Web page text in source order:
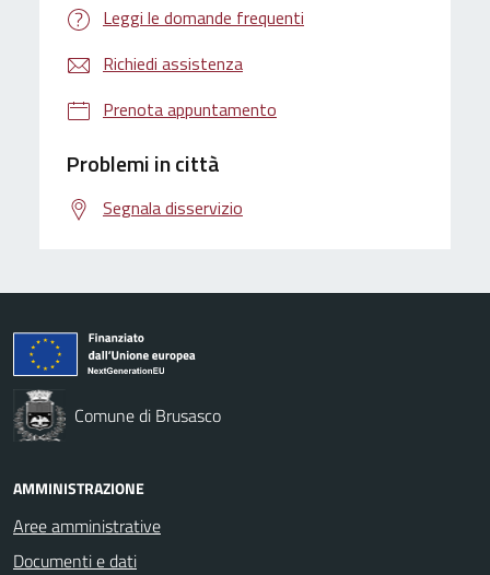
Leggi le domande frequenti
Richiedi assistenza
Prenota appuntamento
Problemi in città
Segnala disservizio
Comune di Brusasco
AMMINISTRAZIONE
Aree amministrative
Documenti e dati